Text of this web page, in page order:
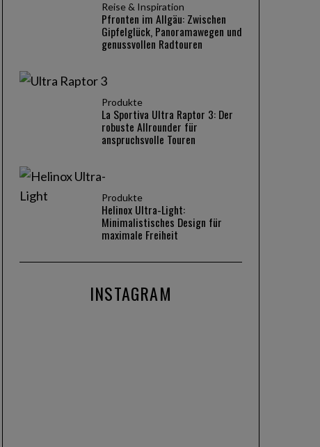
Reise & Inspiration
Pfronten im Allgäu: Zwischen
Gipfelglück, Panoramawegen und
genussvollen Radtouren
Produkte
La Sportiva Ultra Raptor 3: Der
robuste Allrounder für
anspruchsvolle Touren
Produkte
Helinox Ultra-Light:
Minimalistisches Design für
maximale Freiheit
INSTAGRAM